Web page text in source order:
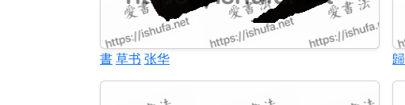
書草书 张华 歸